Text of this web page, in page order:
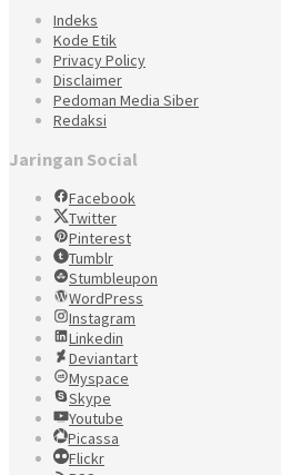
Indeks
Kode Etik
Privacy Policy
Disclaimer
Pedoman Media Siber
Redaksi
Jaringan Social
Facebook
Twitter
Pinterest
Tumblr
Stumbleupon
WordPress
Instagram
Linkedin
Deviantart
Myspace
Skype
Youtube
Picassa
Flickr